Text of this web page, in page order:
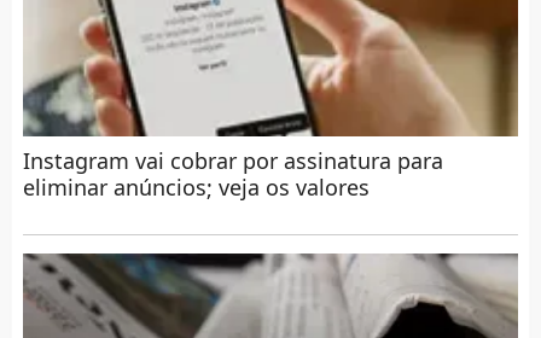
Instagram vai cobrar por assinatura para
eliminar anúncios; veja os valores